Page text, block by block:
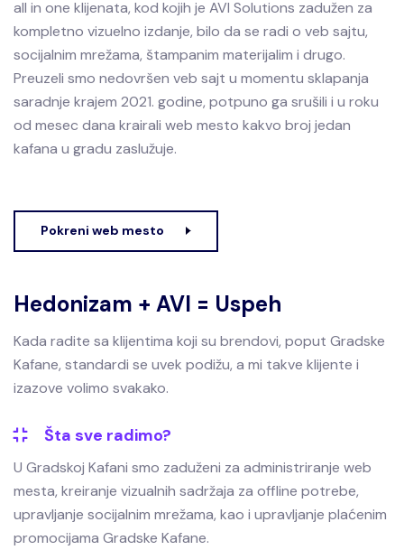
all in one klijenata, kod kojih je AVI Solutions zadužen za
kompletno vizuelno izdanje, bilo da se radi o veb sajtu,
socijalnim mrežama, štampanim materijalim i drugo.
Preuzeli smo nedovršen veb sajt u momentu sklapanja
saradnje krajem 2021. godine, potpuno ga srušili i u roku
od mesec dana krairali web mesto kakvo broj jedan
kafana u gradu zaslužuje.
Pokreni web mesto
Hedonizam + AVI = Uspeh
Kada radite sa klijentima koji su brendovi, poput Gradske
Kafane, standardi se uvek podižu, a mi takve klijente i
izazove volimo svakako.
Šta sve radimo?
U Gradskoj Kafani smo zaduženi za administriranje web
mesta, kreiranje vizualnih sadržaja za offline potrebe,
upravljanje socijalnim mrežama, kao i upravljanje plaćenim
promocijama Gradske Kafane.